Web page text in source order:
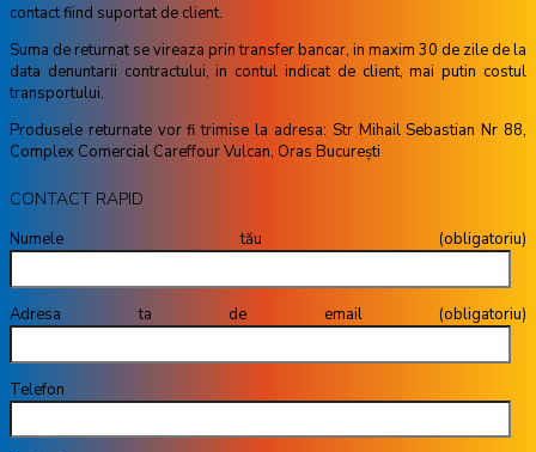
contact fiind suportat de client.
Suma de returnat se vireaza prin transfer bancar, in maxim 30 de zile de la
data denuntarii contractului, in contul indicat de client, mai putin costul
transportului.
Produsele returnate vor fi trimise la adresa: Str Mihail Sebastian Nr 88,
Complex Comercial Careffour Vulcan, Oras București
CONTACT RAPID
Numele tău (obligatoriu)
Adresa ta de email (obligatoriu)
Telefon